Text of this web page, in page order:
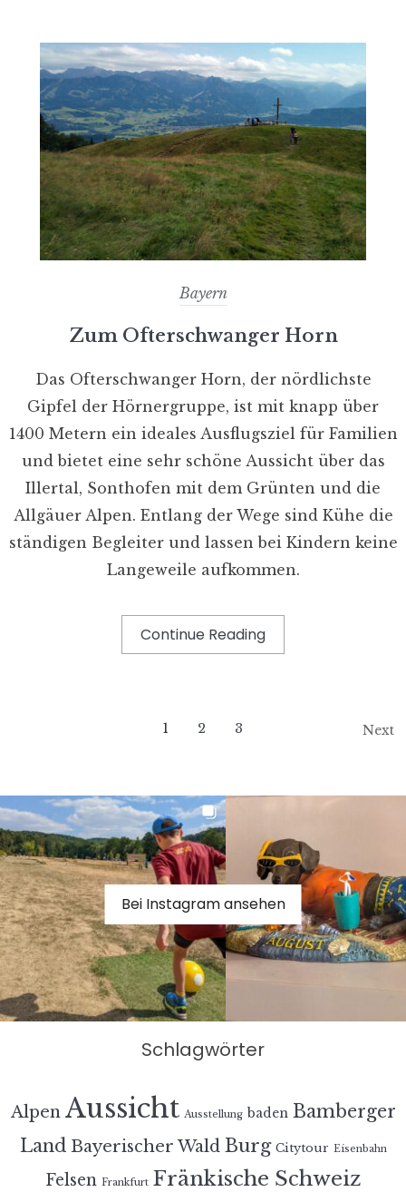
Bayern
Zum Ofterschwanger Horn
Das Ofterschwanger Horn, der nördlichste
Gipfel der Hörnergruppe, ist mit knapp über
1400 Metern ein ideales Ausflugsziel für Familien
und bietet eine sehr schöne Aussicht über das
Illertal, Sonthofen mit dem Grünten und die
Allgäuer Alpen. Entlang der Wege sind Kühe die
ständigen Begleiter und lassen bei Kindern keine
Langeweile aufkommen.
Continue Reading
1 2 3 Next
Bei Instagram ansehen
Schlagwörter
Alpen Aussicht Ausstellung baden Bamberger
Land Bayerischer Wald Burg Citytour Eisenbahn
Felsen Frankfurt Fränkische Schweiz